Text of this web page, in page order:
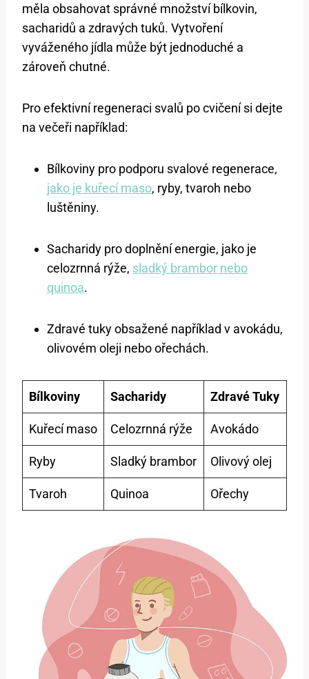
měla obsahovat správné množství bílkovin,
sacharidů a zdravých tuků. Vytvoření
vyváženého jídla může být jednoduché a
zároveň chutné.
Pro efektivní regeneraci svalů po cvičení si dejte
na večeři například:
Bílkoviny pro podporu svalové regenerace,
jako je kuřecí maso, ryby, tvaroh nebo
luštěniny.
Sacharidy pro doplnění energie, jako je
celozrnná rýže, sladký brambor nebo
quinoa.
Zdravé tuky obsažené například v avokádu,
olivovém oleji nebo ořechách.
Bílkoviny Sacharidy Zdravé Tuky
Kuřecí maso Celozrnná rýže Avokádo
Ryby Sladký brambor Olivový olej
Tvaroh Quinoa Ořechy